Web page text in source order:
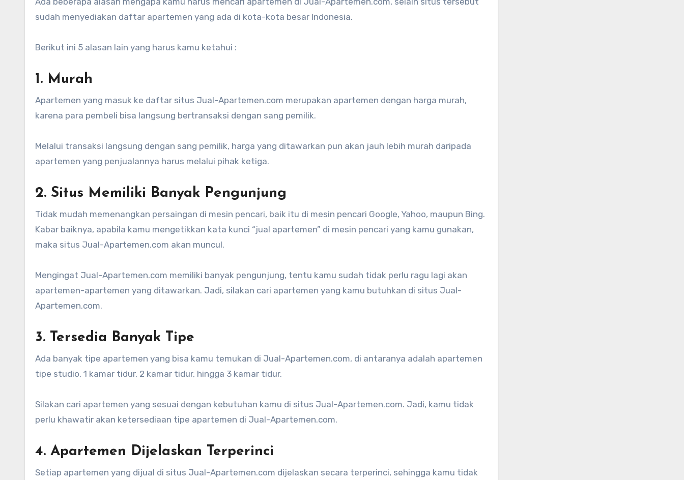
sudah menyediakan daftar apartemen yang ada di kota-kota besar Indonesia.
Berikut ini 5 alasan lain yang harus kamu ketahui :
1. Murah
Apartemen yang masuk ke daftar situs Jual-Apartemen.com merupakan apartemen dengan harga murah,
karena para pembeli bisa langsung bertransaksi dengan sang pemilik.
Melalui transaksi langsung dengan sang pemilik, harga yang ditawarkan pun akan jauh lebih murah daripada
apartemen yang penjualannya harus melalui pihak ketiga.
2. Situs Memiliki Banyak Pengunjung
Tidak mudah memenangkan persaingan di mesin pencari, baik itu di mesin pencari Google, Yahoo, maupun Bing.
Kabar baiknya, apabila kamu mengetikkan kata kunci “jual apartemen” di mesin pencari yang kamu gunakan,
maka situs Jual-Apartemen.com akan muncul.
Mengingat Jual-Apartemen.com memiliki banyak pengunjung, tentu kamu sudah tidak perlu ragu lagi akan
apartemen-apartemen yang ditawarkan. Jadi, silakan cari apartemen yang kamu butuhkan di situs Jual-
Apartemen.com.
3. Tersedia Banyak Tipe
Ada banyak tipe apartemen yang bisa kamu temukan di Jual-Apartemen.com, di antaranya adalah apartemen
tipe studio, 1 kamar tidur, 2 kamar tidur, hingga 3 kamar tidur.
Silakan cari apartemen yang sesuai dengan kebutuhan kamu di situs Jual-Apartemen.com. Jadi, kamu tidak
perlu khawatir akan ketersediaan tipe apartemen di Jual-Apartemen.com.
4. Apartemen Dijelaskan Terperinci
Setiap apartemen yang dijual di situs Jual-Apartemen.com dijelaskan secara terperinci, sehingga kamu tidak